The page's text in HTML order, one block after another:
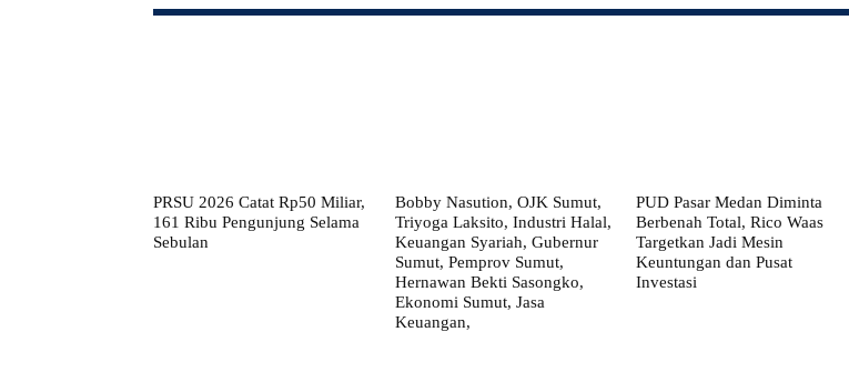
PRSU 2026 Catat Rp50 Miliar,
161 Ribu Pengunjung Selama
Sebulan
Bobby Nasution, OJK Sumut,
Triyoga Laksito, Industri Halal,
Keuangan Syariah, Gubernur
Sumut, Pemprov Sumut,
Hernawan Bekti Sasongko,
Ekonomi Sumut, Jasa
Keuangan,
PUD Pasar Medan Diminta
Berbenah Total, Rico Waas
Targetkan Jadi Mesin
Keuntungan dan Pusat
Investasi